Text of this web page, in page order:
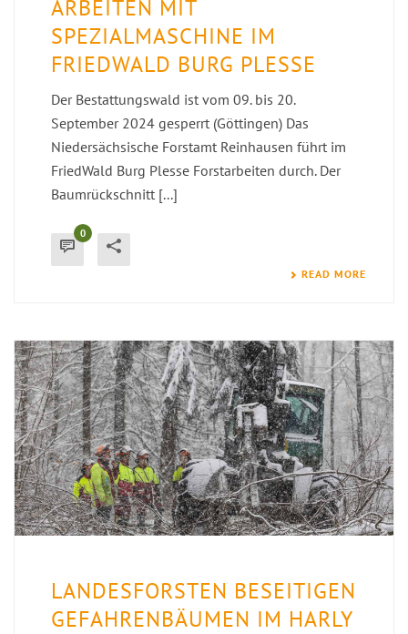
ARBEITEN MIT
SPEZIALMASCHINE IM
FRIEDWALD BURG PLESSE
Der Bestattungswald ist vom 09. bis 20.
September 2024 gesperrt (Göttingen) Das
Niedersächsische Forstamt Reinhausen führt im
FriedWald Burg Plesse Forstarbeiten durch. Der
Baumrückschnitt [...]
0
READ MORE
LANDESFORSTEN BESEITIGEN
GEFAHRENBÄUMEN IM HARLY